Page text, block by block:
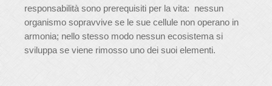
responsabilità sono prerequisiti per la vita: nessun
organismo sopravvive se le sue cellule non operano in
armonia; nello stesso modo nessun ecosistema si
sviluppa se viene rimosso uno dei suoi elementi.